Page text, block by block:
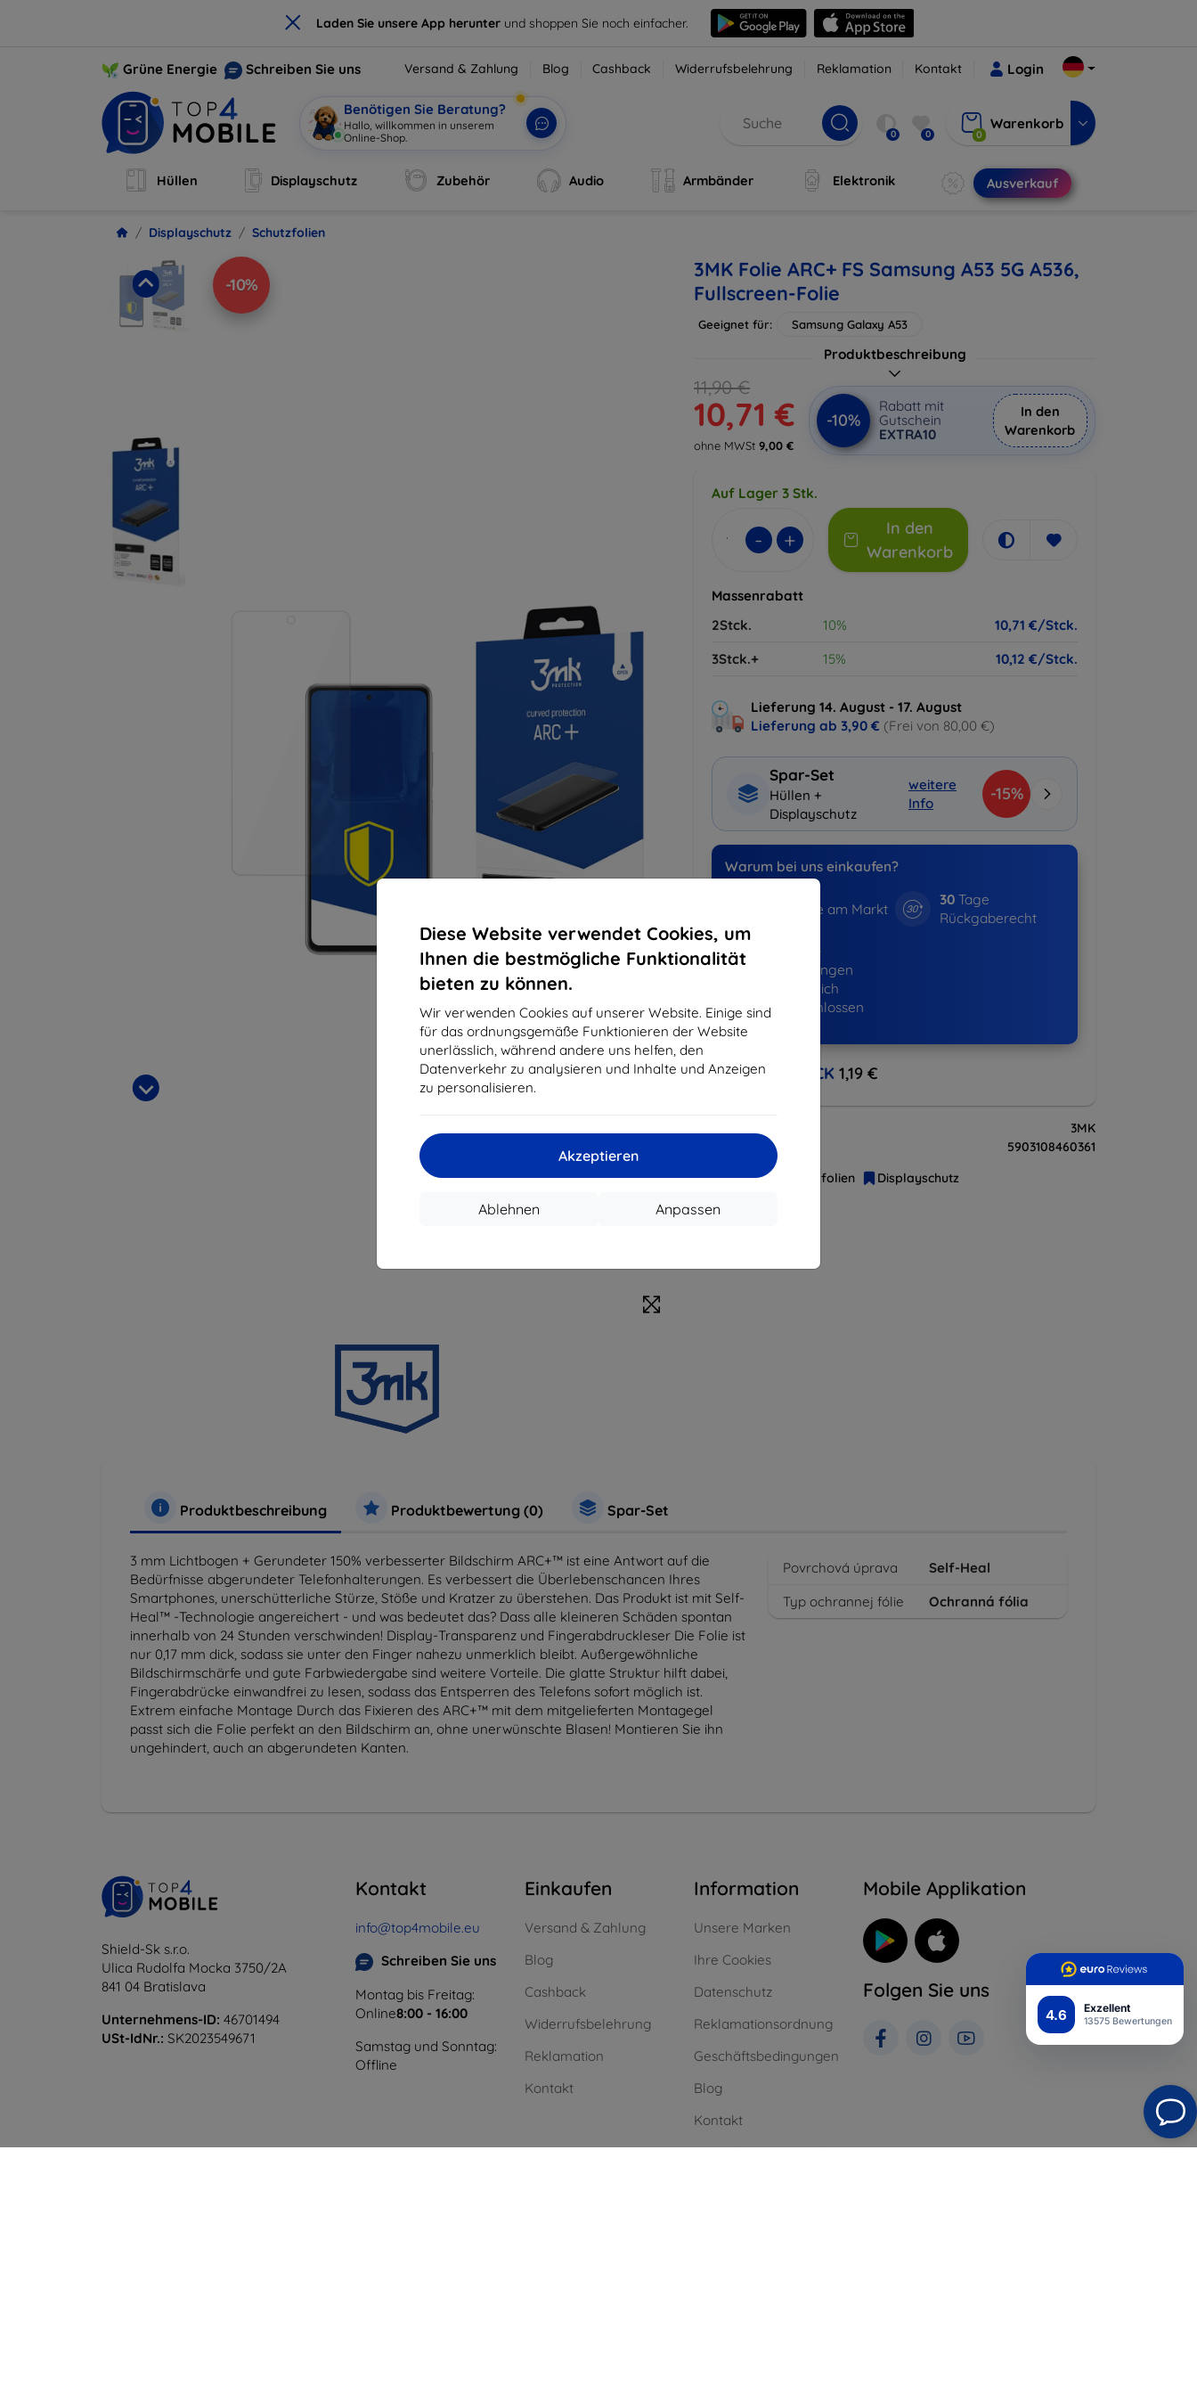
× Laden Sie unsere App herunter und shoppen Sie noch einfacher.
4.6 Exzellent
13575 Bewertungen
Diese Website verwendet Cookies, um
Ihnen die bestmögliche Funktionalität
bieten zu können.
Wir verwenden Cookies auf unserer Website. Einige sind
für das ordnungsgemäße Funktionieren der Website
unerlässlich, während andere uns helfen, den
Datenverkehr zu analysieren und Inhalte und Anzeigen
zu personalisieren.
Akzeptieren
Anpassen
Ablehnen
Grüne Energie Schreiben Sie uns Versand & Zahlung Blog Cashback Widerrufsbelehrung Reklamation Kontakt Login
Benötigen Sie Beratung?
Hallo, willkommen in unserem
Online-Shop.
0 0 0
Warenkorb
Hüllen Displayschutz Zubehör Audio Armbänder Elektronik Ausverkauf
Displayschutz Schutzfolien
-10%
3MK Folie ARC+ FS Samsung A53 5G A536,
Fullscreen-Folie
Geeignet für: Samsung Galaxy A53
Produktbeschreibung
11,90 €
10,71 €
ohne MWSt 9,00 €
-10%
Rabatt mit
Gutschein
EXTRA10
In den
Warenkorb
Auf Lager 3 Stk.
- +
In den
Warenkorb
Massenrabatt
2Stck.
10%
10,71 €/Stck.
3Stck.+
15% 10,12 €/Stck.
Lieferung 14. August - 17. August
Lieferung ab 3,90 € (Frei von 80,00 €)
Spar-Set
Hüllen +
Displayschutz
weitere
Info
-15%
Warum bei uns einkaufen?
Jahre am Markt
30Tage
Rückgaberecht
819643+
Bestellungen
erfolgreich
abgeschlossen
CASHBACK 1,19 €
3MK
5903108460361
Zubehör
Schutzfolien Displayschutz
Produktbeschreibung Produktbewertung (0) Spar-Set
3 mm Lichtbogen + Gerundeter 150% verbesserter Bildschirm ARC+™ ist eine Antwort auf die
Bedürfnisse abgerundeter Telefonhalterungen. Es verbessert die Überlebenschancen Ihres
Smartphones, unerschütterliche Stürze, Stöße und Kratzer zu überstehen. Das Produkt ist mit Self-
Heal™ -Technologie angereichert - und was bedeutet das? Dass alle kleineren Schäden spontan
innerhalb von 24 Stunden verschwinden! Display-Transparenz und Fingerabdruckleser Die Folie ist
nur 0,17 mm dick, sodass sie unter den Finger nahezu unmerklich bleibt. Außergewöhnliche
Bildschirmschärfe und gute Farbwiedergabe sind weitere Vorteile. Die glatte Struktur hilft dabei,
Fingerabdrücke einwandfrei zu lesen, sodass das Entsperren des Telefons sofort möglich ist.
Extrem einfache Montage Durch das Fixieren des ARC+™ mit dem mitgelieferten Montagegel
passt sich die Folie perfekt an den Bildschirm an, ohne unerwünschte Blasen! Montieren Sie ihn
ungehindert, auch an abgerundeten Kanten.
Povrchová úprava
Self-Heal
Typ ochrannej fólie
Ochranná fólia
Shield-Sk s.r.o.
Ulica Rudolfa Mocka 3750/2A
841 04 Bratislava
Unternehmens-ID: 46701494
USt-IdNr.: SK2023549671
Kontakt
info@top4mobile.eu
Schreiben Sie uns
Montag bis Freitag:
Online8:00 - 16:00
Samstag und Sonntag:
Offline
Einkaufen
Versand & Zahlung
Blog
Cashback
Widerrufsbelehrung
Reklamation
Kontakt
Information
Unsere Marken
Ihre Cookies
Datenschutz
Reklamationsordnung
Geschäftsbedingungen
Blog
Kontakt
Einkauf ohne MwSt. für
Mobile Applikation
Folgen Sie uns